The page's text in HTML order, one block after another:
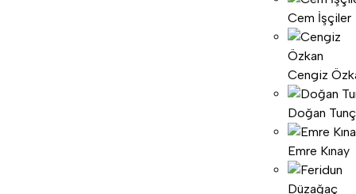
Cem İşçiler
Cengiz
Doğan
Emre Kınay